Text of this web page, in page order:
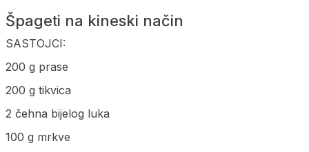
Špageti na kineski način
SASTOJCI:
200 g prase
200 g tikvica
2 čehna bijelog luka
100 g mrkve